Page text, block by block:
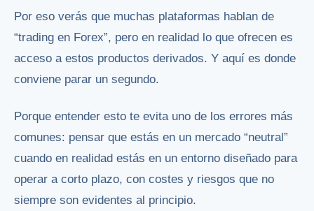
Por eso verás que muchas plataformas hablan de
“trading en Forex”, pero en realidad lo que ofrecen es
acceso a estos productos derivados. Y aquí es donde
conviene parar un segundo.
Porque entender esto te evita uno de los errores más
comunes: pensar que estás en un mercado “neutral”
cuando en realidad estás en un entorno diseñado para
operar a corto plazo, con costes y riesgos que no
siempre son evidentes al principio.